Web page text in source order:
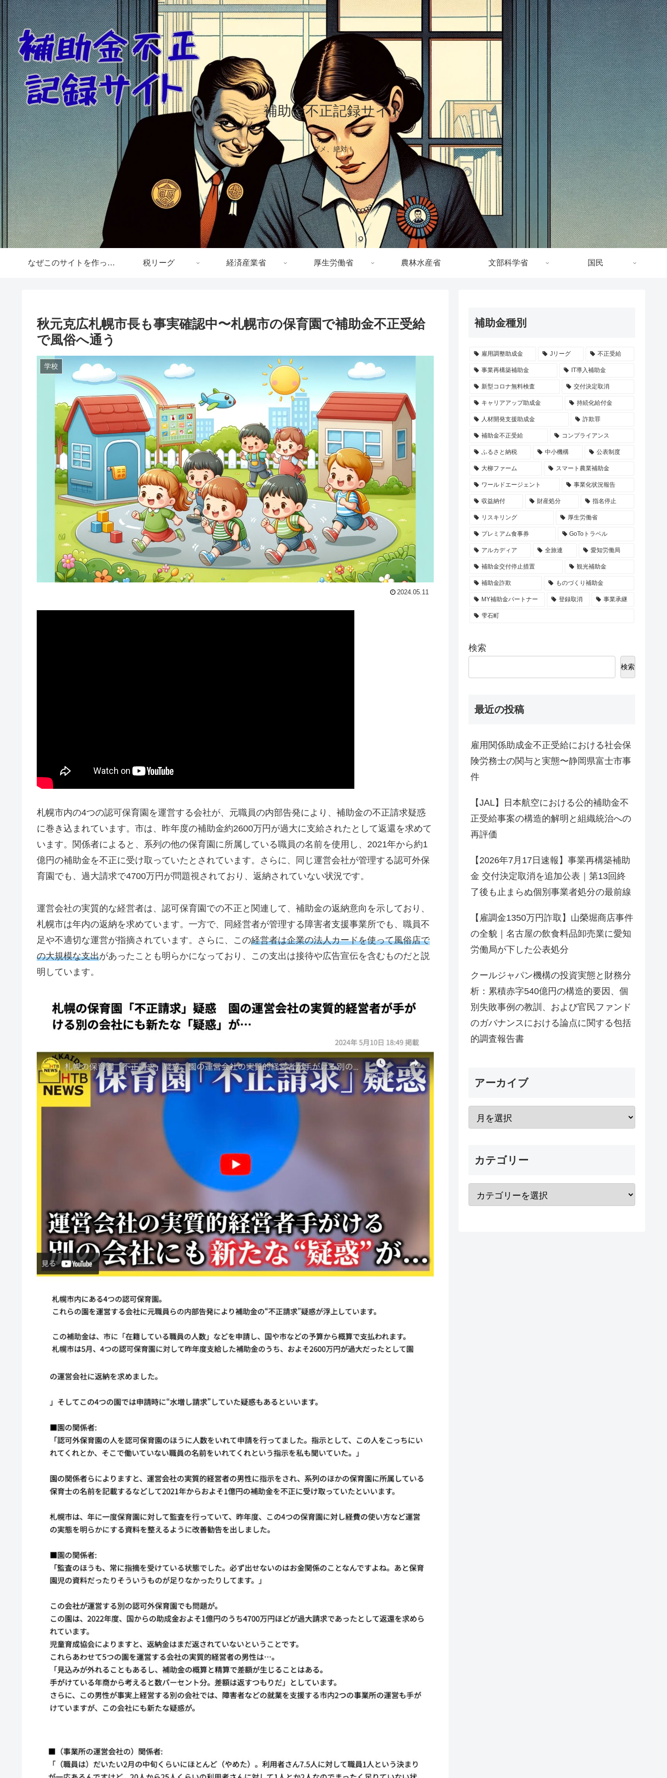
補助金不正記録サイト
ダメ、絶対！
なぜこのサイトを作ったか 税リーグ 経済産業省 厚生労働省 農林水産省 文部科学省 国民
秋元克広札幌市長も事実確認中〜札幌市の保育園で補助金不正受給
で風俗へ通う
学校
2024.05.11
札幌市内の4つの認可保育園を運営する会社が、元職員の内部告発により、補助金の不正請求疑惑
に巻き込まれています。市は、昨年度の補助金約2600万円が過大に支給されたとして返還を求めて
います。関係者によると、系列の他の保育園に所属している職員の名前を使用し、2021年から約1
億円の補助金を不正に受け取っていたとされています。さらに、同じ運営会社が管理する認可外保
育園でも、過大請求で4700万円が問題視されており、返納されていない状況です。
運営会社の実質的な経営者は、認可保育園での不正と関連して、補助金の返納意向を示しており、
札幌市は年内の返納を求めています。一方で、同経営者が管理する障害者支援事業所でも、職員不
足や不適切な運営が指摘されています。さらに、この経営者は企業の法人カードを使って風俗店で
の大規模な支出があったことも明らかになっており、この支出は接待や広告宣伝を含むものだと説
明しています。
補助金種別
雇用調整助成金 Jリーグ 不正受給
事業再構築補助金 IT導入補助金
新型コロナ無料検査 交付決定取消
キャリアアップ助成金 持続化給付金
人材開発支援助成金 詐欺罪
補助金不正受給 コンプライアンス
ふるさと納税 中小機構 公表制度
大柳ファーム スマート農業補助金
ワールドエージェント 事業化状況報告
収益納付 財産処分 指名停止
リスキリング 厚生労働省
プレミアム食事券 GoToトラベル
アルカディア 全旅連 愛知労働局
補助金交付停止措置 観光補助金
補助金詐欺 ものづくり補助金
MY補助金パートナー 登録取消 事業承継
雫石町
検索
検索
最近の投稿
雇用関係助成金不正受給における社会保
険労務士の関与と実態〜静岡県富士市事
件
【JAL】日本航空における公的補助金不
正受給事案の構造的解明と組織統治への
再評価
【2026年7月17日速報】事業再構築補助
金 交付決定取消を追加公表｜第13回終
了後も止まらぬ個別事業者処分の最前線
【雇調金1350万円詐取】山榮堀商店事件
の全貌｜名古屋の飲食料品卸売業に愛知
労働局が下した公表処分
クールジャパン機構の投資実態と財務分
析：累積赤字540億円の構造的要因、個
別失敗事例の教訓、および官民ファンド
のガバナンスにおける論点に関する包括
的調査報告書
アーカイブ
カテゴリー